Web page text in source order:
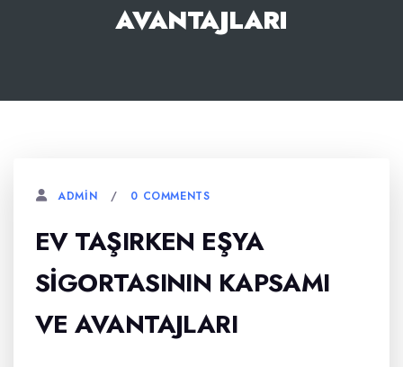
AVANTAJLARI
ADMIN 0 COMMENTS
EV TAŞIRKEN EŞYA
SIGORTASININ KAPSAMI
VE AVANTAJLARI